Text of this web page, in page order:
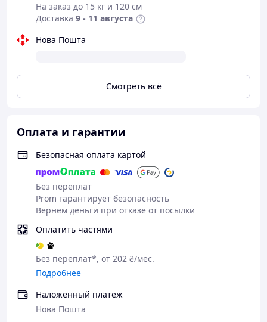
На заказ до 15 кг и 120 см
Доставка 9 - 11 августа
Нова Пошта
Смотреть всё
Оплата и гарантии
Безопасная оплата картой
Без переплат
Prom гарантирует безопасность
Вернем деньги при отказе от посылки
Оплатить частями
Без переплат*, от 202 ₴/мес.
Подробнее
Наложенный платеж
Нова Пошта